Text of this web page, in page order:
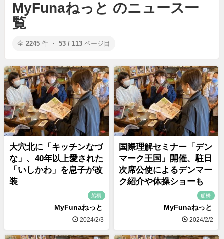
MyFunaねっと のニュース一
覧
全 2245 件 ・ 53 / 113 ページ目
大穴北に「キッチンなづ
な」、40年以上愛された
「いしかわ」を息子が改
装
船橋
MyFunaねっと
2024/2/3
国際理解セミナー「デン
マーク王国」開催、駐日
次席公使によるデンマー
ク紹介や体操ショーも
船橋
MyFunaねっと
2024/2/2